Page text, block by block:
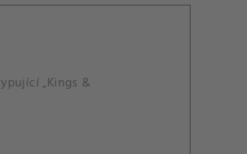
„Kings &